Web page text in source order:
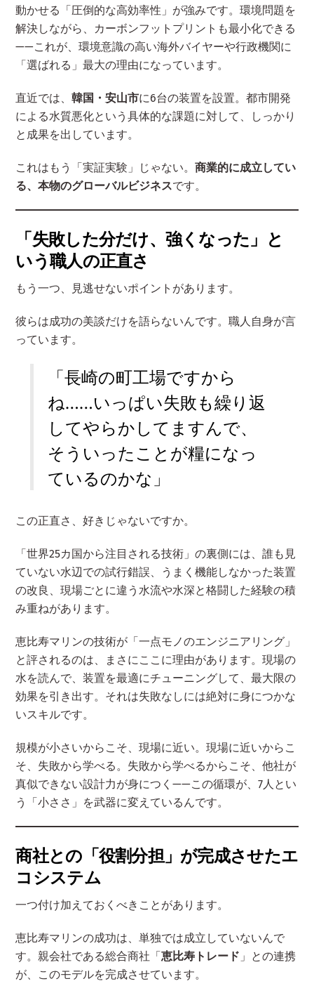
動かせる「圧倒的な高効率性」が強みです。環境問題を
解決しながら、カーボンフットプリントも最小化できる
——これが、環境意識の高い海外バイヤーや行政機関に
「選ばれる」最大の理由になっています。
直近では、韓国・安山市に6台の装置を設置。都市開発
による水質悪化という具体的な課題に対して、しっかり
と成果を出しています。
これはもう「実証実験」じゃない。商業的に成立してい
る、本物のグローバルビジネスです。
「失敗した分だけ、強くなった」と
いう職人の正直さ
もう一つ、見逃せないポイントがあります。
彼らは成功の美談だけを語らないんです。職人自身が言
っています。
「長崎の町工場ですから
ね……いっぱい失敗も繰り返
してやらかしてますんで、
そういったことが糧になっ
ているのかな」
この正直さ、好きじゃないですか。
「世界25カ国から注目される技術」の裏側には、誰も見
ていない水辺での試行錯誤、うまく機能しなかった装置
の改良、現場ごとに違う水流や水深と格闘した経験の積
み重ねがあります。
恵比寿マリンの技術が「一点モノのエンジニアリング」
と評されるのは、まさにここに理由があります。現場の
水を読んで、装置を最適にチューニングして、最大限の
効果を引き出す。それは失敗なしには絶対に身につかな
いスキルです。
規模が小さいからこそ、現場に近い。現場に近いからこ
そ、失敗から学べる。失敗から学べるからこそ、他社が
真似できない設計力が身につく——この循環が、7人とい
う「小ささ」を武器に変えているんです。
商社との「役割分担」が完成させたエ
コシステム
一つ付け加えておくべきことがあります。
恵比寿マリンの成功は、単独では成立していないんで
す。親会社である総合商社「恵比寿トレード 」との連携
が、このモデルを完成させています。